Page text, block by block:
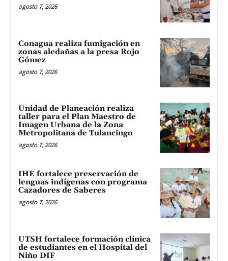
agosto 7, 2026
Conagua realiza fumigación en
zonas aledañas a la presa Rojo
Gómez
agosto 7, 2026
Unidad de Planeación realiza
taller para el Plan Maestro de
Imagen Urbana de la Zona
Metropolitana de Tulancingo
agosto 7, 2026
IHE fortalece preservación de
lenguas indígenas con programa
Cazadores de Saberes
agosto 7, 2026
UTSH fortalece formación clínica
de estudiantes en el Hospital del
Niño DIF